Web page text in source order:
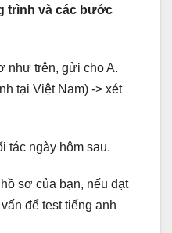
trình và các bước
như trên, gửi cho A.
tại Việt Nam) -> xét
tác ngày hôm sau.
sơ của bạn, nếu đạt
để test tiếng anh